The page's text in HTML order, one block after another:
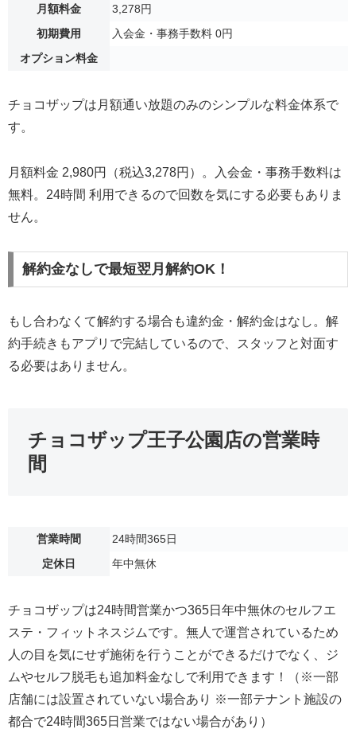
月額料金
3,278円
初期費用
入会金・事務手数料 0円
オプション料金
チョコザップは月額通い放題のみのシンプルな料金体系で
す。
月額料金 2,980円（税込3,278円）。入会金・事務手数料は
無料。24時間 利用できるので回数を気にする必要もありま
せん。
解約金なしで最短翌月解約OK！
もし合わなくて解約する場合も違約金・解約金はなし。解
約手続きもアプリで完結しているので、スタッフと対面す
る必要はありません。
チョコザップ王子公園店の営業時
間
営業時間
24時間365日
定休日
年中無休
チョコザップは24時間営業かつ365日年中無休のセルフエ
ステ・フィットネスジムです。無人で運営されているため
人の目を気にせず施術を行うことができるだけでなく、ジ
ムやセルフ脱毛も追加料金なしで利用できます！（※一部
店舗には設置されていない場合あり ※一部テナント施設の
都合で24時間365日営業ではない場合があり）